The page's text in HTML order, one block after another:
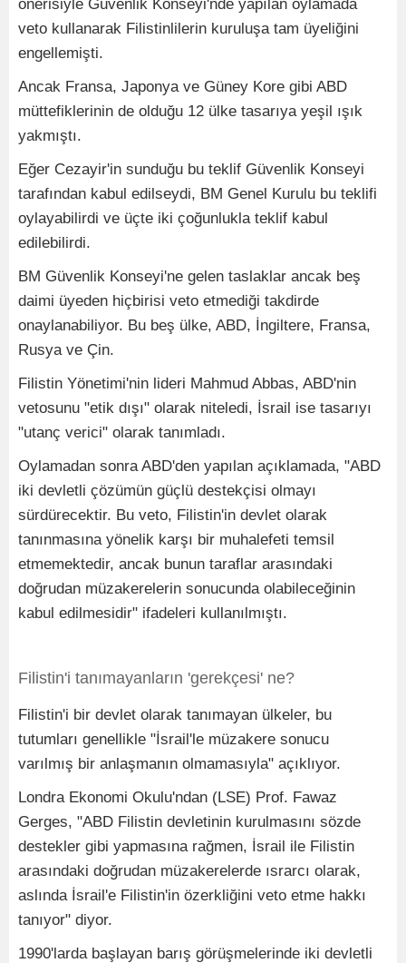
önerisiyle Güvenlik Konseyi'nde yapılan oylamada
veto kullanarak Filistinlilerin kuruluşa tam üyeliğini
engellemişti.
Ancak Fransa, Japonya ve Güney Kore gibi ABD
müttefiklerinin de olduğu 12 ülke tasarıya yeşil ışık
yakmıştı.
Eğer Cezayir'in sunduğu bu teklif Güvenlik Konseyi
tarafından kabul edilseydi, BM Genel Kurulu bu teklifi
oylayabilirdi ve üçte iki çoğunlukla teklif kabul
edilebilirdi.
BM Güvenlik Konseyi'ne gelen taslaklar ancak beş
daimi üyeden hiçbirisi veto etmediği takdirde
onaylanabiliyor. Bu beş ülke, ABD, İngiltere, Fransa,
Rusya ve Çin.
Filistin Yönetimi'nin lideri Mahmud Abbas, ABD'nin
vetosunu "etik dışı" olarak niteledi, İsrail ise tasarıyı
"utanç verici" olarak tanımladı.
Oylamadan sonra ABD'den yapılan açıklamada, "ABD
iki devletli çözümün güçlü destekçisi olmayı
sürdürecektir. Bu veto, Filistin'in devlet olarak
tanınmasına yönelik karşı bir muhalefeti temsil
etmemektedir, ancak bunun taraflar arasındaki
doğrudan müzakerelerin sonucunda olabileceğinin
kabul edilmesidir" ifadeleri kullanılmıştı.
Filistin'i tanımayanların 'gerekçesi' ne?
Filistin'i bir devlet olarak tanımayan ülkeler, bu
tutumları genellikle "İsrail'le müzakere sonucu
varılmış bir anlaşmanın olmamasıyla" açıklıyor.
Londra Ekonomi Okulu'ndan (LSE) Prof. Fawaz
Gerges, "ABD Filistin devletinin kurulmasını sözde
destekler gibi yapmasına rağmen, İsrail ile Filistin
arasındaki doğrudan müzakerelerde ısrarcı olarak,
aslında İsrail'e Filistin'in özerkliğini veto etme hakkı
tanıyor" diyor.
1990'larda başlayan barış görüşmelerinde iki devletli